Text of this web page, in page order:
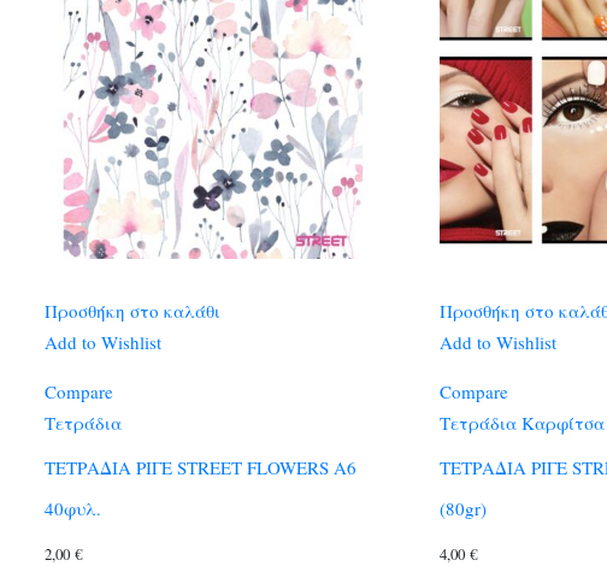
Προσθήκη στο καλάθι
Add to Wishlist
Compare
Τετράδια
ΤΕΤΡΑΔΙΑ ΡΙΓΕ STREET FLOWERS Α6
40φυλ.
2,00 €
Προσθήκη στο
Add to Wishlist
Compare
Τετράδια Καρφίτσα
ΤΕΤΡΑΔΙΑ ΡΙΓΕ
(80gr)
4,00€